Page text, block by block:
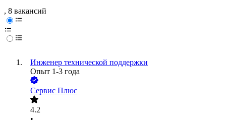
, 8 вакансий
Инженер технической поддержки
Опыт 1-3 года
Сервис Плюс
4.2
•